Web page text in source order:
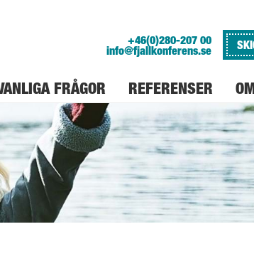
+46(0)280-207 00
info@fjallkonferens.se
FRÅGOR REFERENSER